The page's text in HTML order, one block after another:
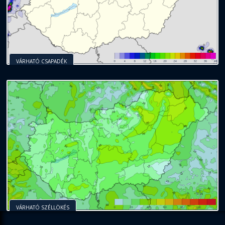
VÁRHATÓ CSAPADÉK
VÁRHATÓ SZÉLLÖKÉS